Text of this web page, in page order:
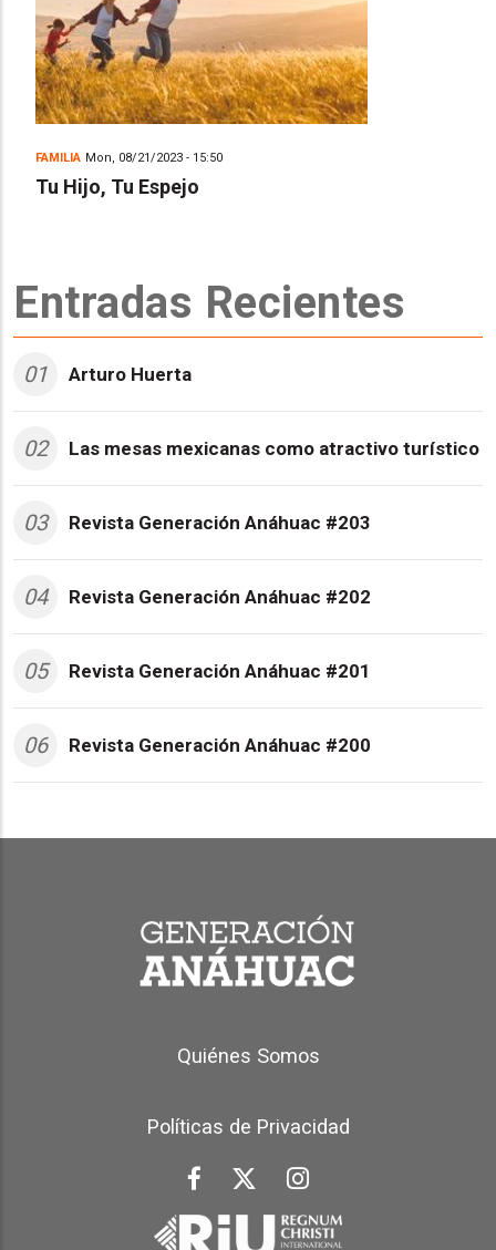
FAMILIA Mon, 08/21/2023 - 15:50
Tu Hijo, Tu Espejo
Entradas Recientes
01 Arturo Huerta
02 Las mesas mexicanas como atractivo turístico
03 Revista Generación Anáhuac #203
04 Revista Generación Anáhuac #202
05 Revista Generación Anáhuac #201
06 Revista Generación Anáhuac #200
Quiénes Somos
Políticas de Privacidad